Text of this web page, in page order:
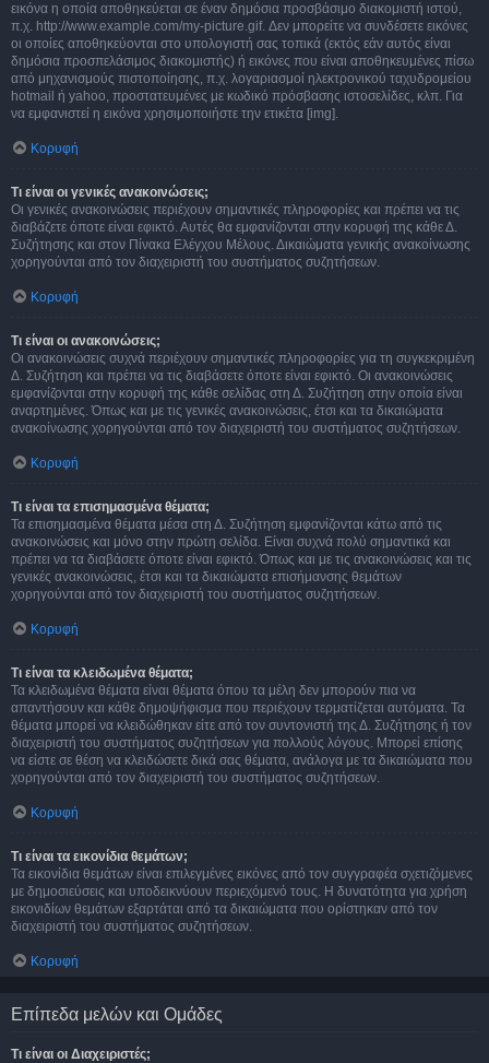
εικόνα η οποία αποθηκεύεται σε έναν δημόσια προσβάσιμο διακομιστή ιστού,
π.χ. http://www.example.com/my-picture.gif. Δεν μπορείτε να συνδέσετε εικόνες
οι οποίες αποθηκεύονται στο υπολογιστή σας τοπικά (εκτός εάν αυτός είναι
δημόσια προσπελάσιμος διακομιστής) ή εικόνες που είναι αποθηκευμένες πίσω
από μηχανισμούς πιστοποίησης, π.χ. λογαριασμοί ηλεκτρονικού ταχυδρομείου
hotmail ή yahoo, προστατευμένες με κωδικό πρόσβασης ιστοσελίδες, κλπ. Για
να εμφανιστεί η εικόνα χρησιμοποιήστε την ετικέτα [img].
Κορυφή
Τι είναι οι γενικές ανακοινώσεις;
Οι γενικές ανακοινώσεις περιέχουν σημαντικές πληροφορίες και πρέπει να τις
διαβάζετε όποτε είναι εφικτό. Αυτές θα εμφανίζονται στην κορυφή της κάθε Δ.
Συζήτησης και στον Πίνακα Ελέγχου Μέλους. Δικαιώματα γενικής ανακοίνωσης
χορηγούνται από τον διαχειριστή του συστήματος συζητήσεων.
Κορυφή
Τι είναι οι ανακοινώσεις;
Οι ανακοινώσεις συχνά περιέχουν σημαντικές πληροφορίες για τη συγκεκριμένη
Δ. Συζήτηση και πρέπει να τις διαβάσετε όποτε είναι εφικτό. Οι ανακοινώσεις
εμφανίζονται στην κορυφή της κάθε σελίδας στη Δ. Συζήτηση στην οποία είναι
αναρτημένες. Όπως και με τις γενικές ανακοινώσεις, έτσι και τα δικαιώματα
ανακοίνωσης χορηγούνται από τον διαχειριστή του συστήματος συζητήσεων.
Κορυφή
Τι είναι τα επισημασμένα θέματα;
Τα επισημασμένα θέματα μέσα στη Δ. Συζήτηση εμφανίζονται κάτω από τις
ανακοινώσεις και μόνο στην πρώτη σελίδα. Είναι συχνά πολύ σημαντικά και
πρέπει να τα διαβάσετε όποτε είναι εφικτό. Όπως και με τις ανακοινώσεις και τις
γενικές ανακοινώσεις, έτσι και τα δικαιώματα επισήμανσης θεμάτων
χορηγούνται από τον διαχειριστή του συστήματος συζητήσεων.
Κορυφή
Τι είναι τα κλειδωμένα θέματα;
Τα κλειδωμένα θέματα είναι θέματα όπου τα μέλη δεν μπορούν πια να
απαντήσουν και κάθε δημοψήφισμα που περιέχουν τερματίζεται αυτόματα. Τα
θέματα μπορεί να κλειδώθηκαν είτε από τον συντονιστή της Δ. Συζήτησης ή τον
διαχειριστή του συστήματος συζητήσεων για πολλούς λόγους. Μπορεί επίσης
να είστε σε θέση να κλειδώσετε δικά σας θέματα, ανάλογα με τα δικαιώματα που
χορηγούνται από τον διαχειριστή του συστήματος συζητήσεων.
Κορυφή
Τι είναι τα εικονίδια θεμάτων;
Τα εικονίδια θεμάτων είναι επιλεγμένες εικόνες από τον συγγραφέα σχετιζόμενες
με δημοσιεύσεις και υποδεικνύουν περιεχόμενό τους. Η δυνατότητα για χρήση
εικονιδίων θεμάτων εξαρτάται από τα δικαιώματα που ορίστηκαν από τον
διαχειριστή του συστήματος συζητήσεων.
Κορυφή
Επίπεδα μελών και Ομάδες
Τι είναι οι Διαχειριστές;